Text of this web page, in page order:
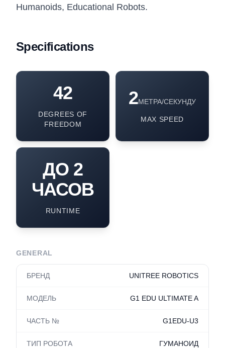
Humanoids, Educational Robots.
Specifications
42
DEGREES OF
FREEDOM
2МЕТРА/СЕКУНДУ
MAX SPEED
ДО 2
ЧАСОВ
RUNTIME
GENERAL
БРЕНД UNITREE ROBOTICS
МОДЕЛЬ G1 EDU ULTIMATE A
ЧАСТЬ № G1EDU-U3
ТИП РОБОТА ГУМАНОИД